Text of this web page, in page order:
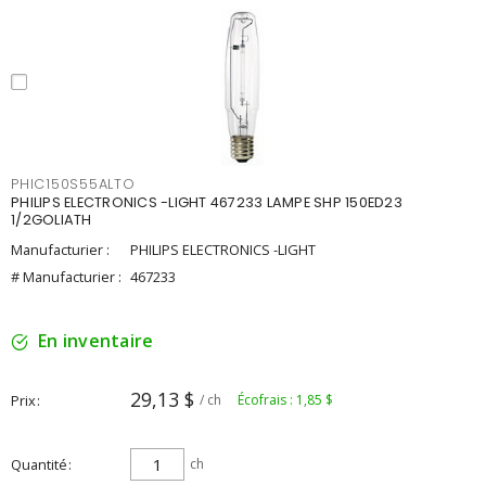
PHIC150S55ALTO
PHILIPS ELECTRONICS -LIGHT 467233 LAMPE SHP 150ED23
1/2GOLIATH
Manufacturier :
PHILIPS ELECTRONICS -LIGHT
# Manufacturier : 467233
En inventaire
Prix 29,13 $ / ch Écofrais : 1,85 $
Quantité ch